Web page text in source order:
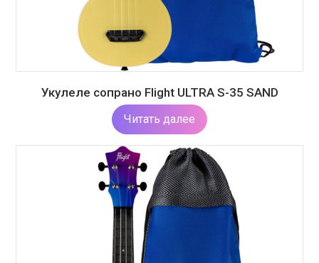
Укулеле сопрано Flight ULTRA S-35 SAND
Читать далее